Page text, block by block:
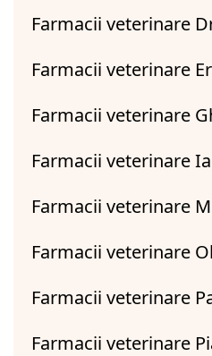
Farmacii veterinare
Farmacii veterinare
Farmacii veterinare
Farmacii veterinare
Farmacii veterinare
Farmacii veterinare
Farmacii veterinare
Farmacii veterinare